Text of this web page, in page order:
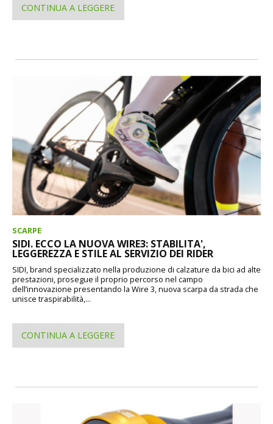
CONTINUA A LEGGERE
SCARPE
SIDI. ECCO LA NUOVA WIRE3: STABILITA',
LEGGEREZZA E STILE AL SERVIZIO DEI RIDER
SIDI, brand specializzato nella produzione di calzature da bici ad alte
prestazioni, prosegue il proprio percorso nel campo
dell’innovazione presentando la Wire 3, nuova scarpa da strada che
unisce traspirabilità,...
CONTINUA A LEGGERE